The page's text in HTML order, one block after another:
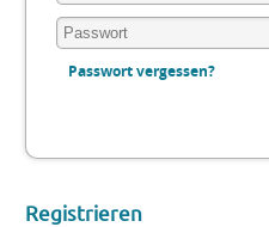
Passwort vergessen?
Registrieren